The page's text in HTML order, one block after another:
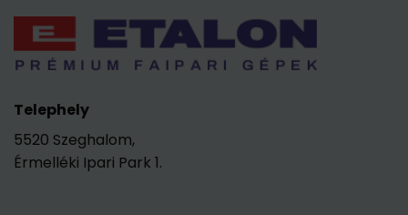
Telephely
5520 Szeghalom,
Érmelléki Ipari Park 1.